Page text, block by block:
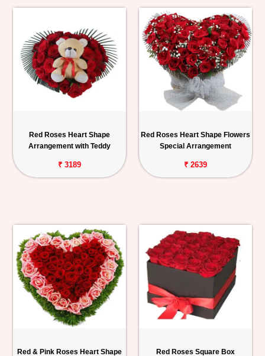
Red Roses Heart Shape
Arrangement with Teddy
₹ 3189
Red Roses Heart Shape Flowers
Special Arrangement
₹ 2639
Red & Pink Roses Heart Shape
Red Roses Square Box